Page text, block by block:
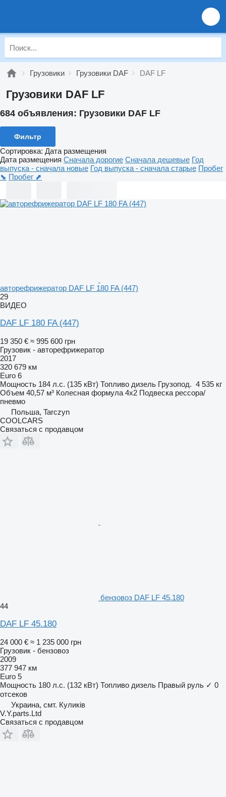
Грузовики Грузовики DAF DAF LF
Грузовики DAF LF
684 объявления: Грузовики DAF LF
Фильтр
Сортировка: Дата размещения
Дата размещения Сначала дорогие Сначала дешевые Год
выпуска - сначала новые Год выпуска - сначала старые Пробег
⬊ Пробег ⬈
авторефрижератор DAF LF 180 FA (447)
29
ВИДЕО
DAF LF 180 FA (447)
19 350 € ≈ 995 600 грн
Грузовик - авторефрижератор
2017
320 679 км
Euro 6
Мощность 184 л.с. (135 кВт) Топливо дизель Грузопод. 4 535 кг
Объем 40,57 м³ Колесная формула 4x2 Подвеска рессора/
пневмо
Польша, Tarczyn
COOLCARS
Связаться с продавцом
бензовоз DAF LF 45.180
44
DAF LF 45.180
24 000 € ≈ 1 235 000 грн
Грузовик - бензовоз
2009
377 947 км
Euro 5
Мощность 180 л.с. (132 кВт) Топливо дизель Правый руль ✓ 0
отсеков
Украина, смт. Куликів
V.Y.parts.Ltd
Связаться с продавцом